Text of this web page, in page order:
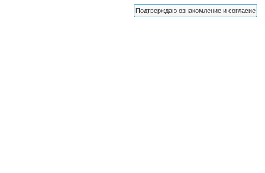
Подтверждаю ознакомление и согласие